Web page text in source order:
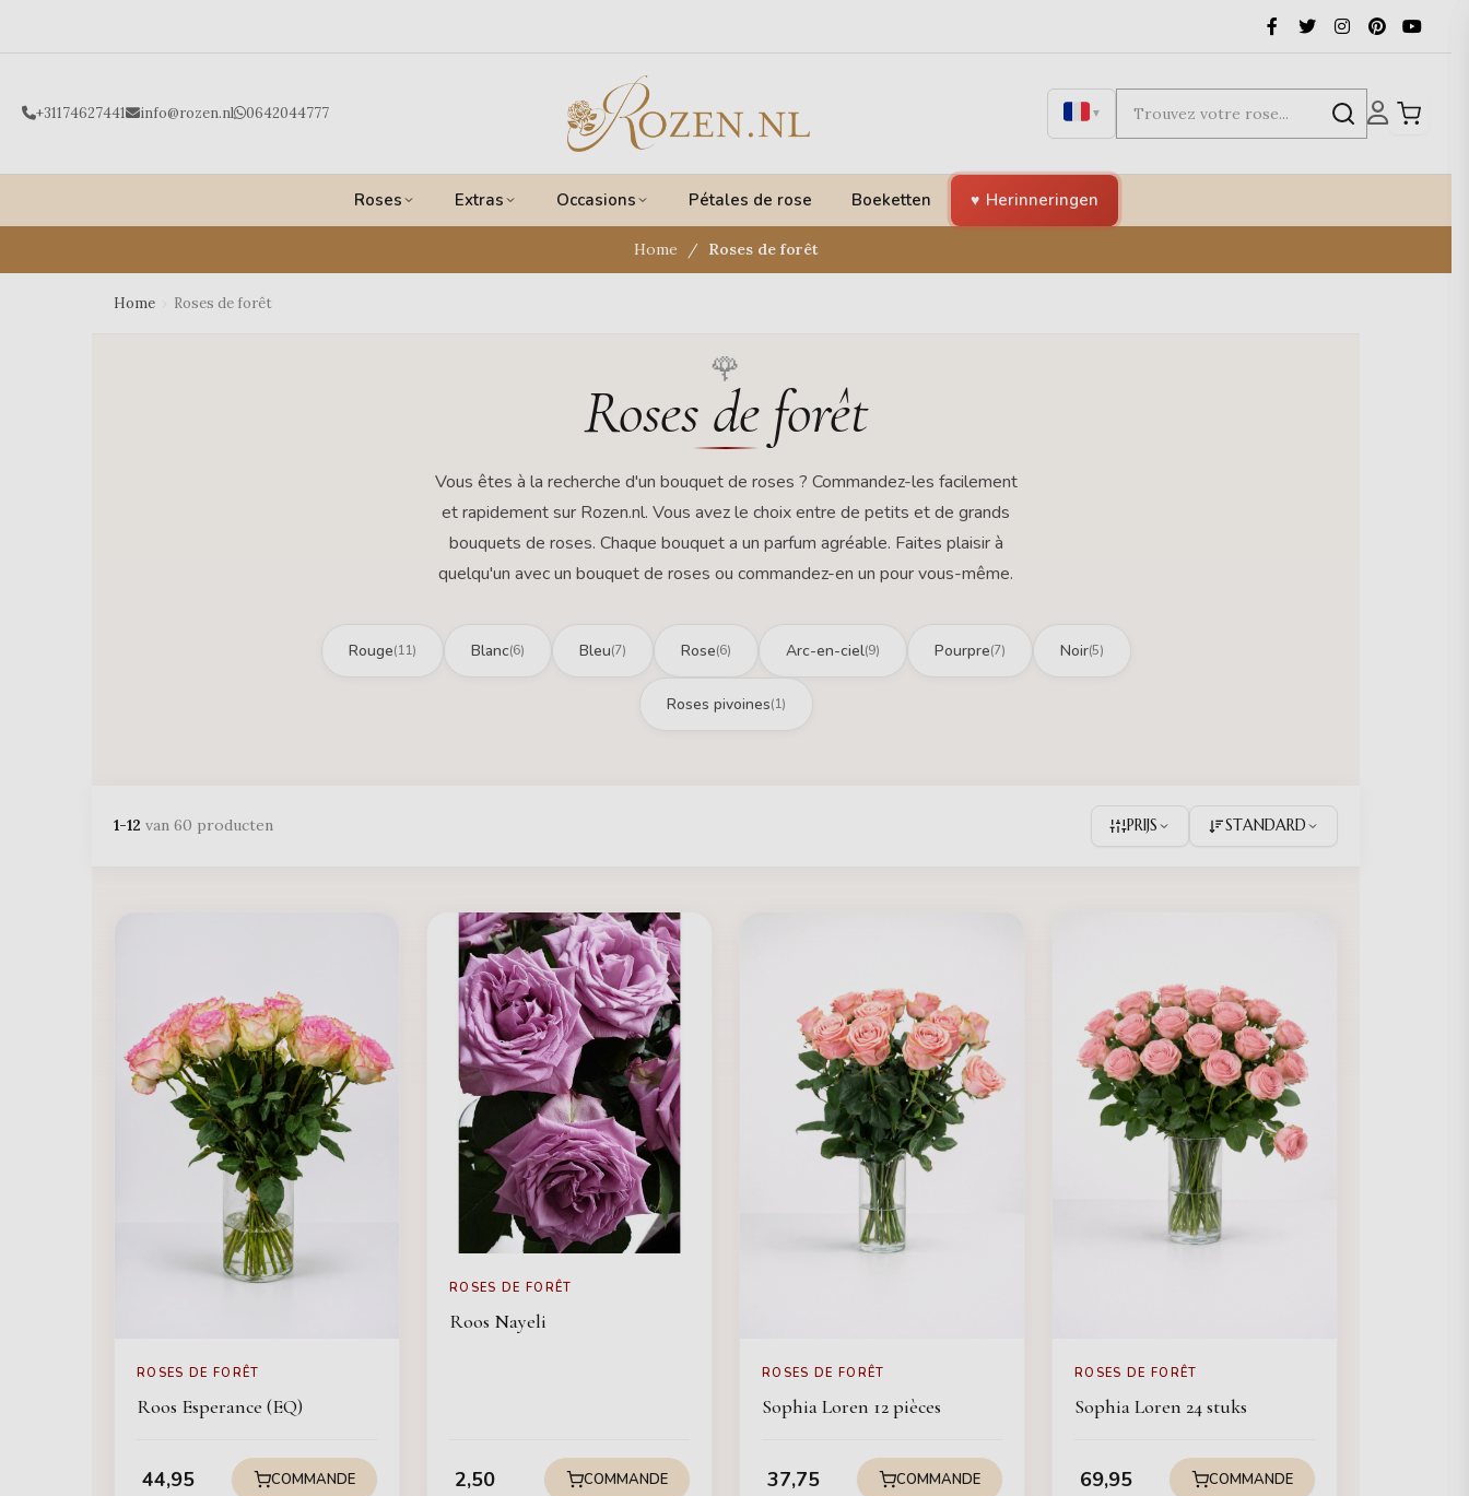
+31174627441 info@rozen.nl 0642044777 ▼
Roses Extras Occasions Pétales de rose Boeketten Herinneringen
Home Roses de forêt
Home Roses de forêt
Roses de forêt
Vous êtes à la recherche d'un bouquet de roses ? Commandez-les facilement
et rapidement sur Rozen.nl. Vous avez le choix entre de petits et de grands
bouquets de roses. Chaque bouquet a un parfum agréable. Faites plaisir à
quelqu'un avec un bouquet de roses ou commandez-en un pour vous-même.
Rouge(11) Blanc(6) Bleu(7) Rose(6) Arc-en-ciel(9) Pourpre(7) Noir(5)
Roses pivoines(1)
1-12 van 60 producten PRIJS STANDARD
ROSES DE FORÊT
Roos Esperance (EQ)
44,95 COMMANDE
ROSES DE FORÊT
Roos Nayeli
2,50 COMMANDE
ROSES DE FORÊT
Sophia Loren 12 pièces
37,75 COMMANDE
ROSES DE FORÊT
Sophia Loren 24 stuks
69,95 COMMANDE